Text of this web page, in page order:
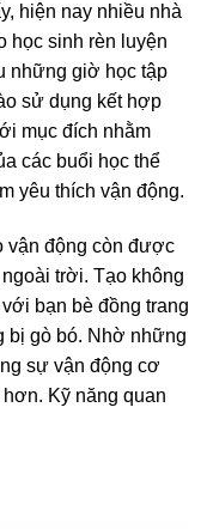
hiện nay nhiều nhà
học sinh rèn luyện
những giờ học tập
sử dụng kết hợp
mục đích nhằm
các buổi học thể
yêu thích vận động.
vận động còn được
trời. Tạo không
bạn bè đồng trang
bị gò bó. Nhờ những
sự vận động cơ
Kỹ năng quan